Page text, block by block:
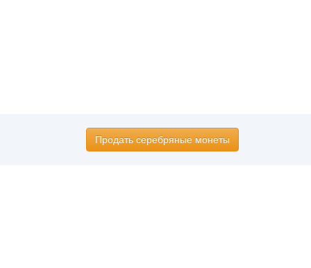
Продать серебряные монеты